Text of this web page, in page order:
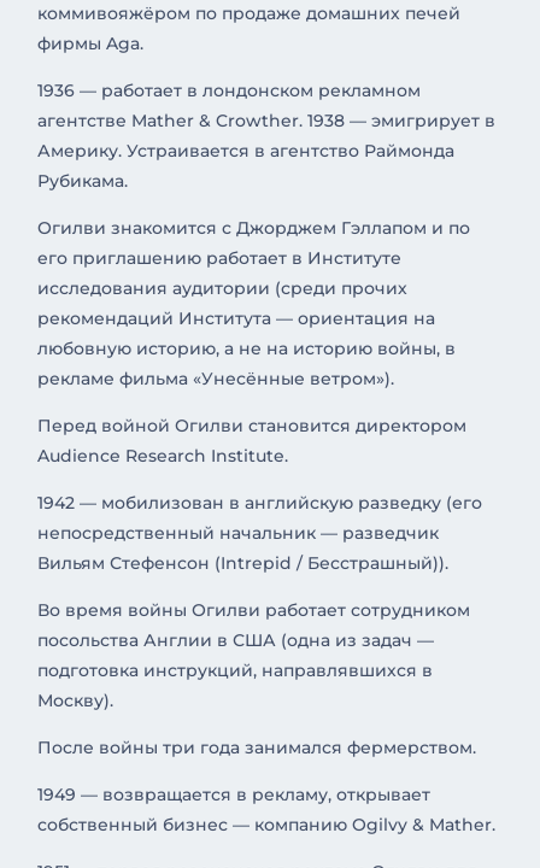
коммивояжёром по продаже домашних печей
фирмы Aga.
1936 — работает в лондонском рекламном
агентстве Mather & Crowther. 1938 — эмигрирует в
Америку. Устраивается в агентство Раймонда
Рубикама.
Огилви знакомится с Джорджем Гэллапом и по
его приглашению работает в Институте
исследования аудитории (среди прочих
рекомендаций Института — ориентация на
любовную историю, а не на историю войны, в
рекламе фильма «Унесённые ветром»).
Перед войной Огилви становится директором
Audience Research Institute.
1942 — мобилизован в английскую разведку (его
непосредственный начальник — разведчик
Вильям Стефенсон (Intrepid / Бесстрашный)).
Во время войны Огилви работает сотрудником
посольства Англии в США (одна из задач —
подготовка инструкций, направлявшихся в
Москву).
После войны три года занимался фермерством.
1949 — возвращается в рекламу, открывает
собственный бизнес — компанию Ogilvy & Mather.